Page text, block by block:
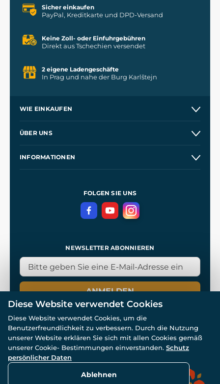
Sicher einkaufen
PayPal, Kreditkarte und DPD-Versand
Keine Zoll- oder Einfuhrgebühren
Direkt aus Tschechien versendet
2 eigene Ladengeschäfte
In Prag und nahe der Burg Karlštejn
WIE EINKAUFEN
Kontakt
ÜBER UNS
INFORMATIONEN
DatenschutzerklärungFOLGEN SIE UNS
NEWSLETTER ABONNIEREN
ANMELDEN
© Alle Rechte vorbehalten. www.wulflund.de 2007-2026.
Powered by
Diese Website verwendet Cookies
Diese Website verwendet Cookies, um die
Benutzerfreundlichkeit zu verbessern. Durch die Nutzung
unserer Website erklären Sie sich mit allen Cookies gemäß
unserer Cookie- Bestimmungen einverstanden. Schutz
persönlicher Daten
Ablehnen